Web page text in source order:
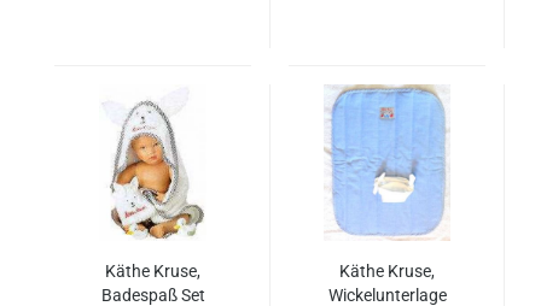
Käthe Kruse,
Badespaß Set
Käthe Kruse,
Wickelunterlage